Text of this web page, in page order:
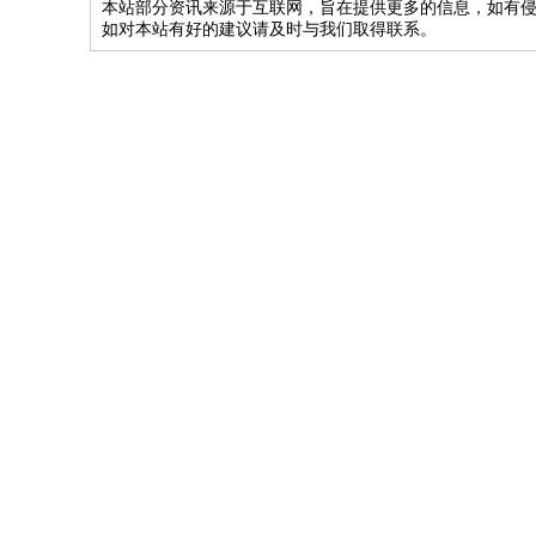
本站部分资讯来源于互联网，旨在提供更多的信息，如有侵
如对本站有好的建议请及时与我们取得联系。